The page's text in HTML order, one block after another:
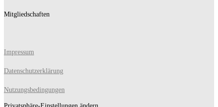
Mitgliedschaften
Impressum
Datenschutzerklärung
Nutzungsbedingungen